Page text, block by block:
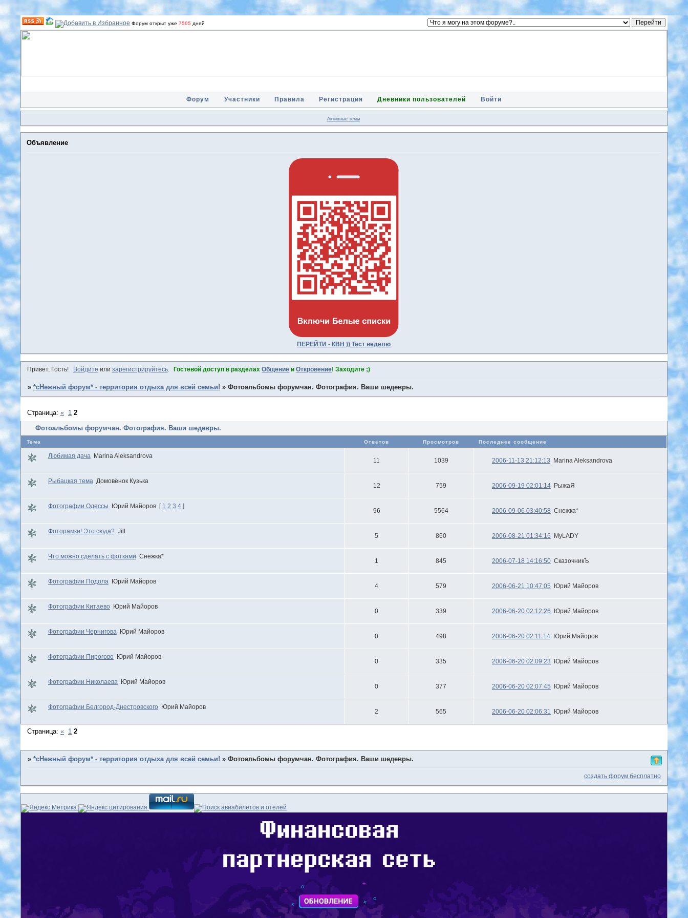
Форум открыт уже7505 дней
Форум Участники Правила Регистрация Дневники пользователей Войти
Активные темы
Объявление
ПЕРЕЙТИ - КВН )) Тест неделю
Привет, Гость! Войдите или зарегистрируйтесь. Гостевой доступ в разделахОбщение иОткровение! Заходите ;)
» *сНежный форум* - территория отдыха для всей семьи! » Фотоальбомы форумчан. Фотография. Ваши шедевры.
Фотоальбомы форумчан. Фотография. Ваши шедевры.
Страница: « 1 2
Тема Ответов Просмотров Последнее сообщение
Любимая дача Marina Aleksandrova
11 1039 2006-11-13 21:12:13 Marina Aleksandrova
Рыбацкая тема Домовёнок Кузька
12 759 2006-09-19 02:01:14 РыжаЯ
Фотографии Одессы Юрий Майоров [ 1 2 3 4 ]
96 5564 2006-09-06 03:40:58 Снежка*
Фоторамки! Это сюда? Jill
5 860 2006-08-21 01:34:16 MyLADY
Что можно сделать с фотками Снежка*
1 845 2006-07-18 14:16:50 СказочникЪ
Фотографии Подола Юрий Майоров
4 579 2006-06-21 10:47:05 Юрий Майоров
Фотографии Китаево Юрий Майоров
0 339 2006-06-20 02:12:26 Юрий Майоров
Фотографии Чернигова Юрий Майоров
0 498 2006-06-20 02:11:14 Юрий Майоров
Фотографии Пирогово Юрий Майоров
0 335 2006-06-20 02:09:23 Юрий Майоров
Фотографии Николаева Юрий Майоров
0 377 2006-06-20 02:07:45 Юрий Майоров
Фотографии Белгород-Днестровского Юрий Майоров
2 565 2006-06-20 02:06:31 Юрий Майоров
Страница: « 1 2
» *сНежный форум* - территория отдыха для всей семьи! » Фотоальбомы форумчан. Фотография. Ваши шедевры.
создать форум бесплатно